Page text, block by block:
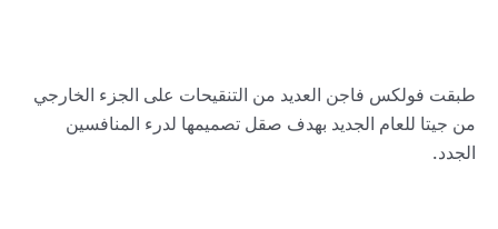
طبقت فولكس فاجن العديد من التنقيحات على الجزء الخارجي
من جيتا للعام الجديد بهدف صقل تصميمها لدرء المنافسين
الجدد.